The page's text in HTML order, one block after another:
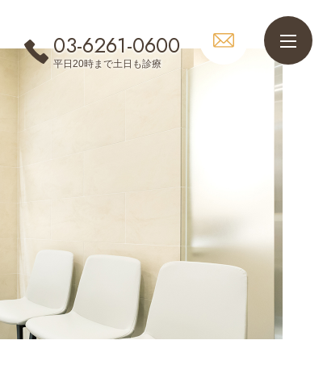
03-6261-0600
平日20時まで土日も診療